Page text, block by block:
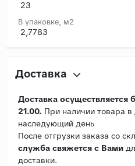
23
В упаковке, м2
2,7783
Доставка
Доставка осуществляется
21.00. При наличии товара в
наследующий день
После отгрузки заказа со
служба свяжется с Вами
доставки.